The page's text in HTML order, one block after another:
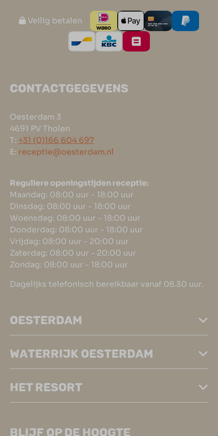
Veilig betalen
CONTACTGEGEVENS
Oesterdam 3
4691 PV Tholen
T: +31 (0)166 604 697
E: receptie@oesterdam.nl
Reguliere openingstijden receptie:
Maandag: 08:00 uur - 18:00 uur
Dinsdag: 08:00 uur - 18:00 uur
Woensdag: 08:00 uur - 18:00 uur
Donderdag: 08:00 uur - 18:00 uur
Vrijdag: 08:00 uur - 20:00 uur
Zaterdag: 08:00 uur - 20:00 uur
Zondag: 08:00 uur - 18:00 uur
Dagelijks telefonisch bereikbaar vanaf 08.30 uur.
OESTERDAM
WATERRIJK OESTERDAM
HET RESORT
BLIJF OP DE HOOGTE